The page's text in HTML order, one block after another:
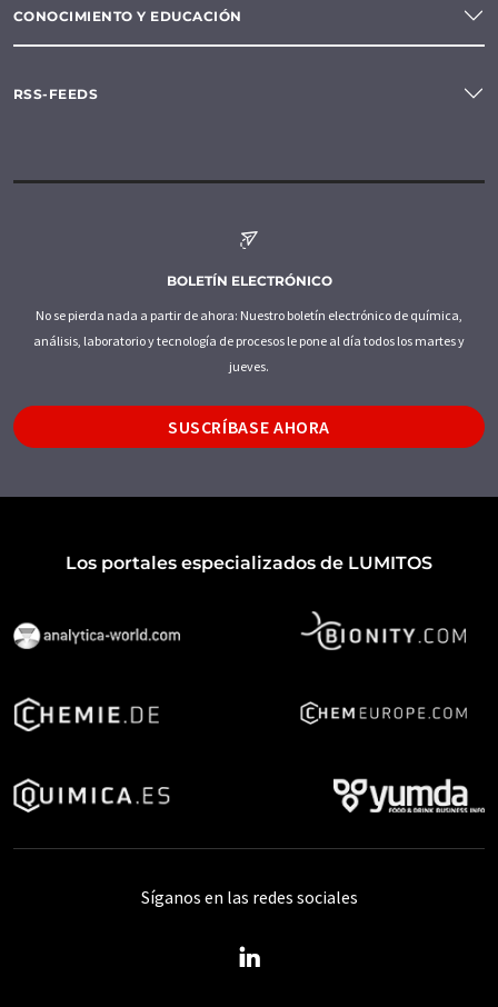
CONOCIMIENTO Y EDUCACIÓN
RSS-FEEDS
BOLETÍN ELECTRÓNICO
No se pierda nada a partir de ahora: Nuestro boletín electrónico de química,
análisis, laboratorio y tecnología de procesos le pone al día todos los martes y
jueves.
SUSCRÍBASE AHORA
Los portales especializados de LUMITOS
Síganos en las redes sociales